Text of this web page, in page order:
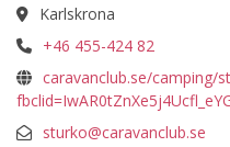
Karlskrona
+46 455-424 82
caravanclub.se/camping/
sturko@caravanclub.se